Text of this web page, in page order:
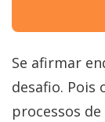
Se afirmar
desafio.
processos